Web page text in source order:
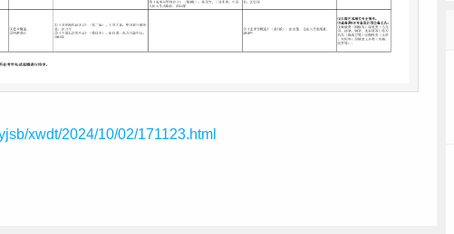
xwdt/2024/10/02/171123.html